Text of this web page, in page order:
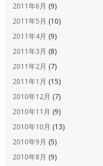
2011年6月 (9)
2011年5月 (10)
2011年4月 (9)
2011年3月 (8)
2011年2月 (7)
2011年1月 (15)
2010年12月 (7)
2010年11月 (9)
2010年10月 (13)
2010年9月 (5)
2010年8月 (9)